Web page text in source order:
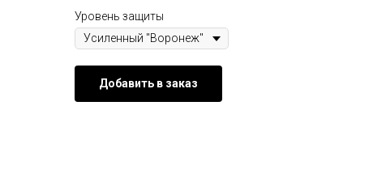
Уровень защиты
Добавить в заказ